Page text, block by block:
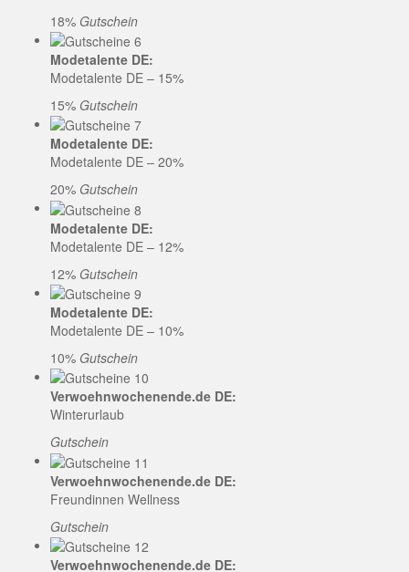
18% Gutschein
Modetalente DE:
Modetalente DE – 15%
15% Gutschein
Modetalente DE:
Modetalente DE – 20%
20% Gutschein
Modetalente DE:
Modetalente DE – 12%
12% Gutschein
Modetalente DE:
Modetalente DE – 10%
10% Gutschein
Verwoehnwochenende.de DE:
Winterurlaub
Gutschein
Verwoehnwochenende.de DE:
Freundinnen Wellness
Gutschein
Verwoehnwochenende.de DE: